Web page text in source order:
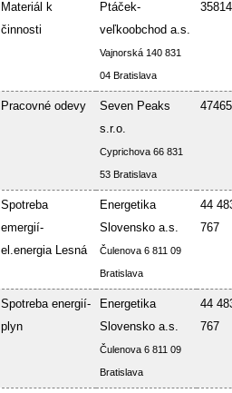
Materiál k
činnosti
Ptáček-
veľkoobchod a.s.
Vajnorská 140 831
04 Bratislava
Pracovné odevy
Seven Peaks
s.r.o.
Cyprichova 66 831
53 Bratislava
Spotreba
emergií-
el.energia Lesná
Energetika
Slovensko a.s.
Čulenova 6 811 09
Bratislava
44
767
Spotreba energií-
plyn
Energetika
Slovensko a.s.
Čulenova 6 811 09
Bratislava
44
767